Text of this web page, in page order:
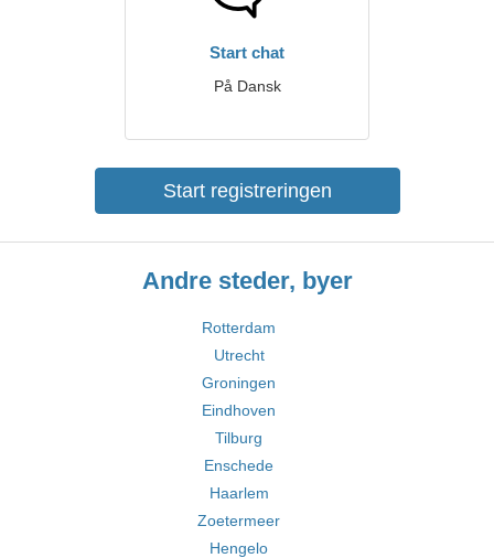
Start chat
På Dansk
Start registreringen
Andre steder, byer
Rotterdam
Utrecht
Groningen
Eindhoven
Tilburg
Enschede
Haarlem
Zoetermeer
Hengelo